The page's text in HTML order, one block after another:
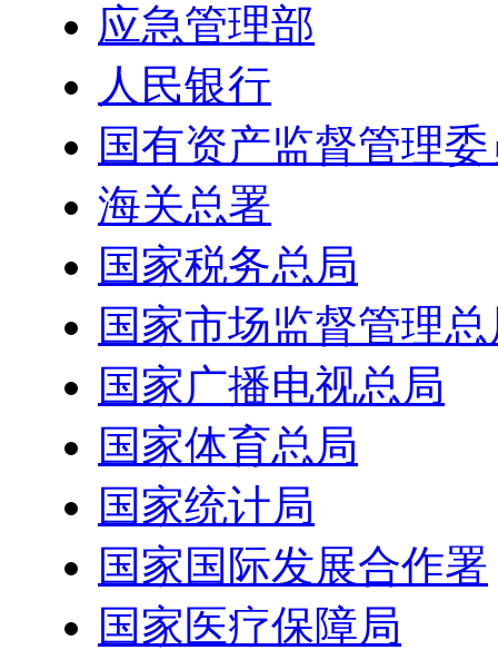
应急管理部
人民银行
国有资产监督管理
海关总署
国家税务总局
国家市场监督管理
国家广播电视总局
国家体育总局
国家统计局
国家国际发展合作署
国家医疗保障局